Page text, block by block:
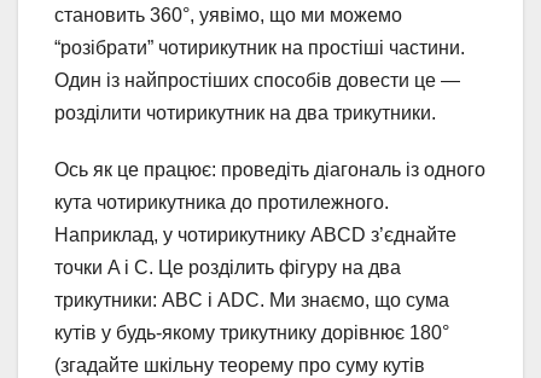
становить 360°, уявімо, що ми можемо
“розібрати” чотирикутник на простіші частини.
Один із найпростіших способів довести це —
розділити чотирикутник на два трикутники.
Ось як це працює: проведіть діагональ із одного
кута чотирикутника до протилежного.
Наприклад, у чотирикутнику ABCD з’єднайте
точки A і C. Це розділить фігуру на два
трикутники: ABC і ADC. Ми знаємо, що сума
кутів у будь-якому трикутнику дорівнює 180°
(згадайте шкільну теорему про суму кутів